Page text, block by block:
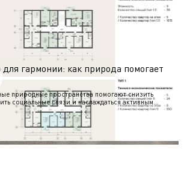
разработке проектной документации и требует
визуальных материалов. В статье — о составе
для гармонии: как природа помогает
природные пространства помогают снизить
социальные связи и наслаждаться активным